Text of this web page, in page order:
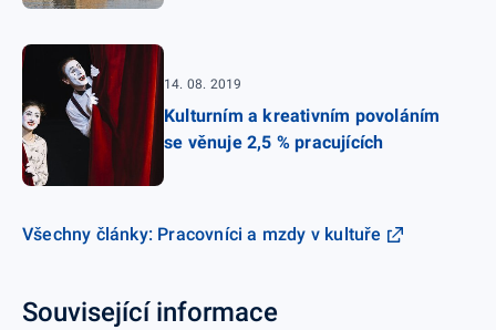
14. 08. 2019
Kulturním a kreativním povoláním
se věnuje 2,5 % pracujících
Všechny články: Pracovníci a mzdy v kultuře
Související informace